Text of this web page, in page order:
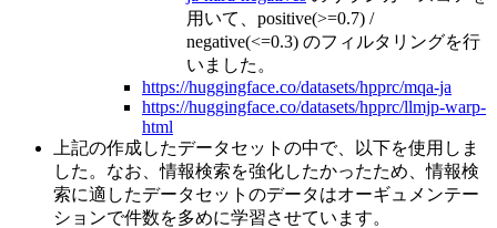
用いて、positive(>=0.7) /
negative(<=0.3) のフィルタリングを行
いました。
https://huggingface.co/datasets/hpprc/mqa-ja
https://huggingface.co/datasets/hpprc/llmjp-warp-
html
上記の作成したデータセットの中で、以下を使用しま
した。なお、情報検索を強化したかったため、情報検
索に適したデータセットのデータはオーギュメンテー
ションで件数を多めに学習させています。